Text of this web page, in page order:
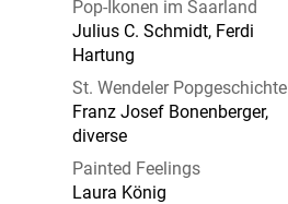
Pop-Ikonen im Saarland
Julius C. Schmidt, Ferdi
Hartung
St. Wendeler Popgeschichte
Franz Josef Bonenberger,
diverse
Painted Feelings
Laura König